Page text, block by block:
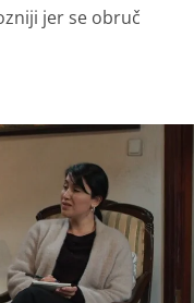
jer se obruč